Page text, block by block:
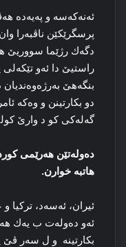
ئەنەكەسە و پەیەدە
پرسگرێكێن ناڤبەرا
دگەك رژێما سووریێ
راستیێ دا ئەو
بنگەھێ
دو بكارتینن و وەكە
گەلەكی كو د وارێ
ده‌وله‌تێن هه‌رێمی
هاتبه‌ خوارن.
ئیران، ئەسەد،
ئەو دەولەت ب یەك
بكارتینە و ل سەر